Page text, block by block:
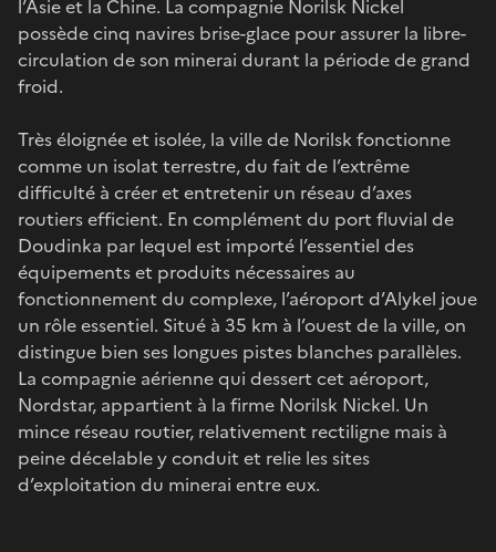
l’Asie et la Chine. La compagnie Norilsk Nickel
possède cinq navires brise-glace pour assurer la libre-
circulation de son minerai durant la période de grand
froid.
Très éloignée et isolée, la ville de Norilsk fonctionne
comme un isolat terrestre, du fait de l’extrême
difficulté à créer et entretenir un réseau d’axes
routiers efficient. En complément du port fluvial de
Doudinka par lequel est importé l’essentiel des
équipements et produits nécessaires au
fonctionnement du complexe, l’aéroport d’Alykel joue
un rôle essentiel. Situé à 35 km à l’ouest de la ville, on
distingue bien ses longues pistes blanches parallèles.
La compagnie aérienne qui dessert cet aéroport,
Nordstar, appartient à la firme Norilsk Nickel. Un
mince réseau routier, relativement rectiligne mais à
peine décelable y conduit et relie les sites
d’exploitation du minerai entre eux.